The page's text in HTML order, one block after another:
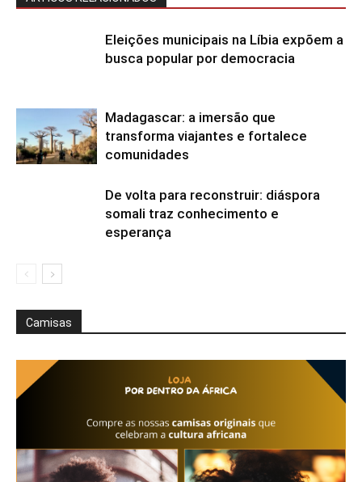
Eleições municipais na Líbia expõem a
busca popular por democracia
Madagascar: a imersão que
transforma viajantes e fortalece
comunidades
De volta para reconstruir: diáspora
somali traz conhecimento e
esperança
Camisas